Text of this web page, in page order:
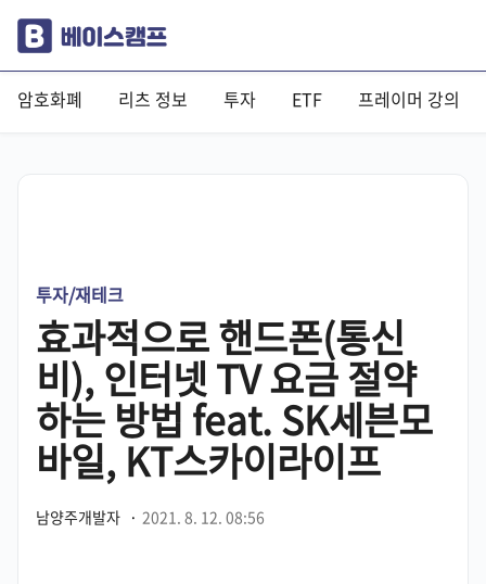
암호화폐 리츠 정보 투자 ETF 프레이머 강의
투자/재테크
효과적으로 핸드폰(통신
비), 인터넷 TV 요금 절약
하는 방법 feat. SK세븐모
바일, KT스카이라이프
남양주개발자 · 2021. 8. 12. 08:56